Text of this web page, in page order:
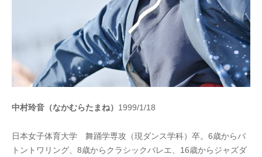
中村玲音（なかむらたまね） 1999/1/18
日本女子体育大学 舞踊学専攻（現ダンス学科）卒。6歳からバ
トントワリング、8歳からクラシックバレエ、16歳からジャズダ